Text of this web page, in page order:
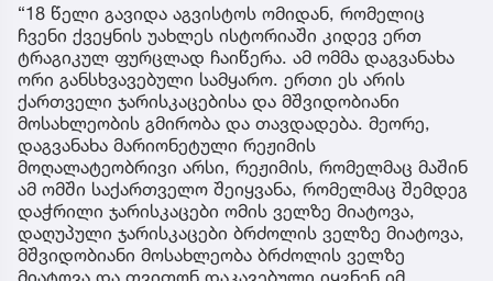
“18 წელი გავიდა აგვისტოს ომიდან, რომელიც
ჩვენი ქვეყნის უახლეს ისტორიაში კიდევ ერთ
ტრაგიკულ ფურცლად ჩაიწერა. ამ ომმა დაგვანახა
ორი განსხვავებული სამყარო. ერთი ეს არის
ქართველი ჯარისკაცებისა და მშვიდობიანი
მოსახლეობის გმირობა და თავდადება. მეორე,
დაგვანახა მარიონეტული რეჟიმის
მოღალატეობრივი არსი, რეჟიმის, რომელმაც მაშინ
ამ ომში საქართველო შეიყვანა, რომელმაც შემდეგ
დაჭრილი ჯარისკაცები ომის ველზე მიატოვა,
დაღუპული ჯარისკაცები ბრძოლის ველზე მიატოვა,
მშვიდობიანი მოსახლეობა ბრძოლის ველზე